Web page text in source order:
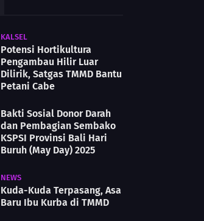
KALSEL
Potensi Hortikultura
Pengambau Hilir Luar
Dilirik, Satgas TMMD Bantu
Petani Cabe
Bakti Sosial Donor Darah
dan Pembagian Sembako
KSPSI Provinsi Bali Hari
Buruh (May Day) 2025
NEWS
Kuda-Kuda Terpasang, Asa
Baru Ibu Kurba di TMMD